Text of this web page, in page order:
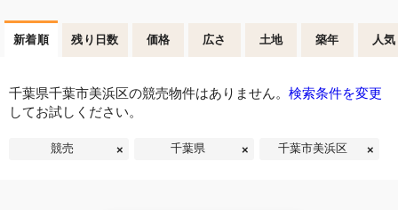
新着順 残り日数 価格 広さ 土地 築年 人気
千葉県千葉市美浜区の競売物件はありません。 検索条件を変更
してお試しください。
競売 千葉県 千葉市美浜区